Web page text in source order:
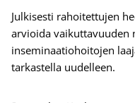
Julkisesti rahoitettujen
arvioida vaikuttavuuden
inseminaatiohoitojen
tarkastella uudelleen.